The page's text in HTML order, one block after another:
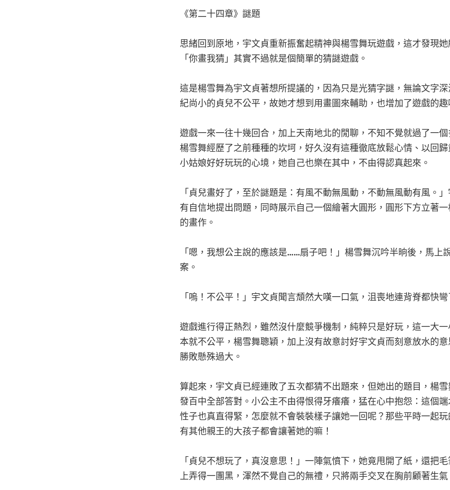
《第二十四章》謎題
思緒回到原地，宇文貞重新振奮起精神與楊雪舞玩遊戲，這才發現她
「你畫我猜」其實不過就是個簡單的猜謎遊戲。
這是楊雪舞為宇文貞著想所提議的，因為只是光猜字謎，無論文字
紀尚小的貞兒不公平，故她才想到用畫圖來輔助，也增加了遊戲的趣
遊戲一來一往十幾回合，加上天南地北的閒聊，不知不覺就過了一個
楊雪舞經歷了之前種種的坎坷，好久沒有這種徹底放鬆心情、以回歸
小姑娘好好玩玩的心境，她自己也樂在其中，不由得認真起來。
「貞兒畫好了，至於謎題是：有風不動無風動，不動無風動有風。
有自信地提出問題，同時展示自己一個繪著大圓形，圓形下方立著
的畫作。
「嗯，我想公主說的應該是……扇子吧！」楊雪舞沉吟半晌後，馬上
案。
「嗚！不公平！」宇文貞聞言頹然大嘆一口氣，沮喪地連背脊都快彎
遊戲進行得正熱烈，雖然沒什麼競爭機制，純粹只是好玩，這一大
本就不公平，楊雪舞聰穎，加上沒有故意討好宇文貞而刻意放水的
勝敗懸殊過大。
算起來，宇文貞已經連敗了五次都猜不出題來，但她出的題目，楊
發百中全部答對。小公主不由得恨得牙癢癢，猛在心中抱怨：這個
性子也真直得緊，怎麼就不會裝裝樣子讓她一回呢？那些平時一起
有其他親王的大孩子都會讓著她的嘛！
「貞兒不想玩了，真沒意思！」一陣氣憤下，她竟甩開了紙，還把
上弄得一團黑，渾然不覺自己的無禮，只將兩手交叉在胸前顧著生氣